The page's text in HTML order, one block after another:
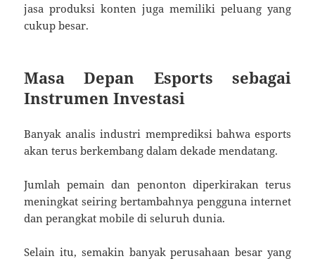
jasa produksi konten juga memiliki peluang yang
cukup besar.
Masa Depan Esports sebagai
Instrumen Investasi
Banyak analis industri memprediksi bahwa esports
akan terus berkembang dalam dekade mendatang.
Jumlah pemain dan penonton diperkirakan terus
meningkat seiring bertambahnya pengguna internet
dan perangkat mobile di seluruh dunia.
Selain itu, semakin banyak perusahaan besar yang